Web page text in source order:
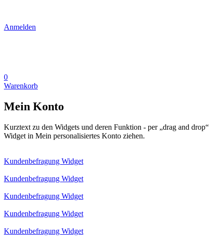
Anmelden
0
Warenkorb
Mein Konto
Kurztext zu den Widgets und deren Funktion - per „drag and drop“
Widget in Mein personalisiertes Konto ziehen.
Kundenbefragung Widget
Kundenbefragung Widget
Kundenbefragung Widget
Kundenbefragung Widget
Kundenbefragung Widget